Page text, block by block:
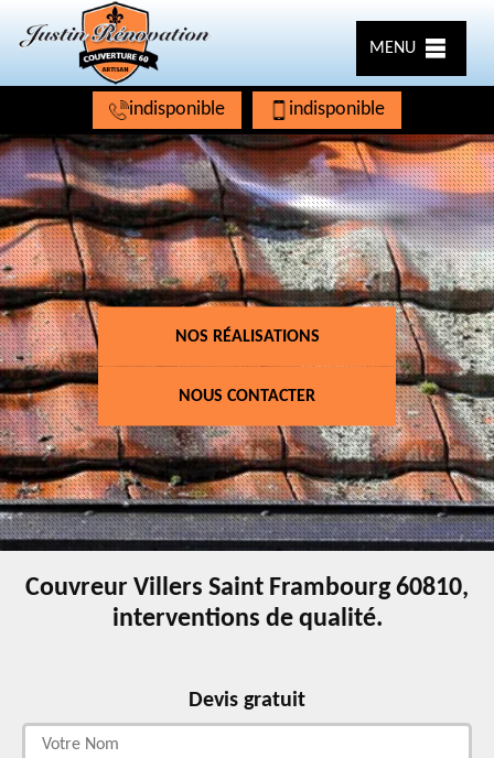
MENU
indisponible indisponible
NOS RÉALISATIONS
NOUS CONTACTER
Couvreur Villers Saint Frambourg 60810,
interventions de qualité.
Devis gratuit